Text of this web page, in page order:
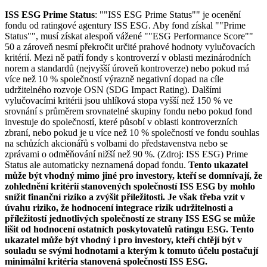
ISS ESG Prime Status: ""ISS ESG Prime Status"" je ocenění
fondu od ratingové agentury ISS ESG. Aby fond získal ""Prime
Status"", musí získat alespoň vážené ""ESG Performance Score""
50 a zároveň nesmí překročit určité prahové hodnoty vylučovacích
kritérií. Mezi ně patří fondy s kontroverzí v oblasti mezinárodních
norem a standardů (nejvyšší úroveň kontroverze) nebo pokud má
více než 10 % společností výrazně negativní dopad na cíle
udržitelného rozvoje OSN (SDG Impact Rating). Dalšími
vylučovacími kritérii jsou uhlíková stopa vyšší než 150 % ve
srovnání s průměrem srovnatelné skupiny fondu nebo pokud fond
investuje do společností, které působí v oblasti kontroverzních
zbraní, nebo pokud je u více než 10 % společností ve fondu souhlas
na schůzích akcionářů s volbami do představenstva nebo se
zprávami o odměňování nižší než 90 %. (Zdroj: ISS ESG) Prime
Status ale automaticky neznamená dopad fondu. Tento ukazatel
může být vhodný mimo jiné pro investory, kteří se domnívají, že
zohlednění kritérií stanovených společností ISS ESG by mohlo
snížit finanční riziko a zvýšit příležitosti. Je však třeba vzít v
úvahu riziko, že hodnocení integrace rizik udržitelnosti a
příležitostí jednotlivých společností ze strany ISS ESG se může
lišit od hodnocení ostatních poskytovatelů ratingu ESG. Tento
ukazatel může být vhodný i pro investory, kteří chtějí být v
souladu se svými hodnotami a kterým k tomuto účelu postačují
minimální kritéria stanovená společností ISS ESG.